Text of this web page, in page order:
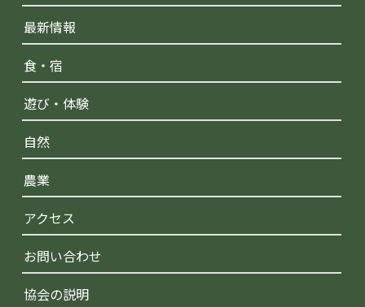
最新情報
食・宿
遊び・体験
自然
農業
アクセス
お問い合わせ
協会の説明